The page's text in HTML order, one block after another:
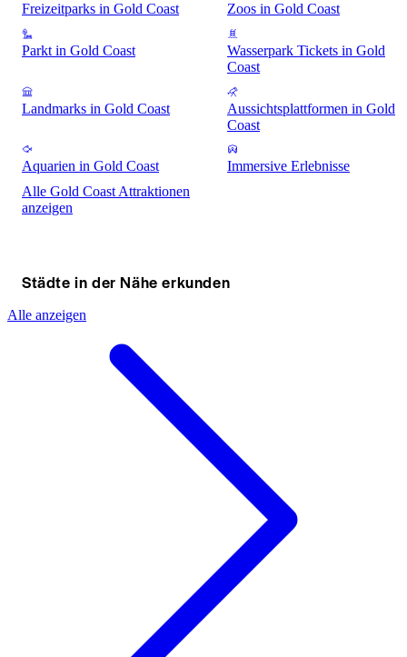
Freizeitparks in Gold Coast Zoos in Gold Coast
Parkt in Gold Coast
Wasserpark Tickets in Gold
Coast
Landmarks in Gold Coast
Aussichtsplattformen in Gold
Coast
Aquarien in Gold Coast
Immersive Erlebnisse
Alle Gold Coast Attraktionen
anzeigen
Städte in der Nähe erkunden
Alle anzeigen